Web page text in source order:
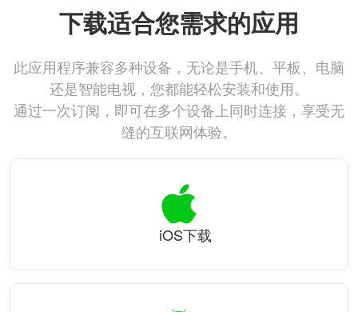
下载适合您需求的应用
此应用程序兼容多种设备，无论是手机、平板、电脑
还是智能电视，您都能轻松安装和使用。
通过一次订阅，即可在多个设备上同时连接，享受无
缝的互联网体验。
iOS下载